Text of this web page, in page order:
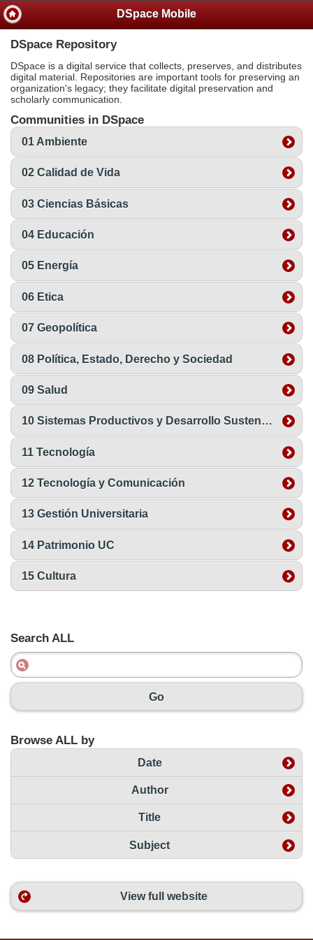
DSpace Mobile
DSpace Repository
DSpace is a digital service that collects, preserves, and distributes
digital material. Repositories are important tools for preserving an
organization's legacy; they facilitate digital preservation and
scholarly communication.
Communities in DSpace
01 Ambiente
02 Calidad de Vida
03 Ciencias Básicas
04 Educación
05 Energía
06 Etica
07 Geopolítica
08 Política, Estado, Derecho y Sociedad
09 Salud
10 Sistemas Productivos y Desarrollo Sustentable
11 Tecnología
12 Tecnología y Comunicación
13 Gestión Universitaria
14 Patrimonio UC
15 Cultura
Search ALL
Go
Browse ALL by
Date
Author
Title
Subject
View full website